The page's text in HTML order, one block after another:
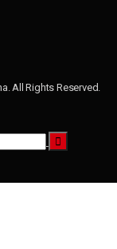
All Rights Reserved.